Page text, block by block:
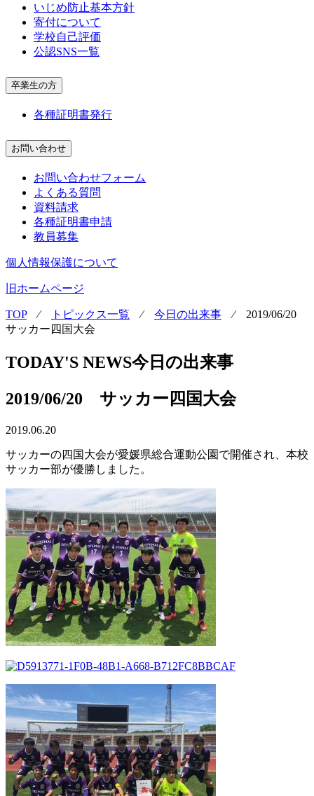
いじめ防止基本方針
寄付について
学校自己評価
公認SNS一覧
卒業生の方
各種証明書発行
お問い合わせ
お問い合わせフォーム
よくある質問
資料請求
各種証明書申請
教員募集
個人情報保護について
旧ホームページ
TOP⁄ トピックス一覧 ⁄ 今日の出来事 ⁄ 2019/06/20
サッカー四国大会
TODAY'S NEWS今日の出来事
2019/06/20 サッカー四国大会
2019.06.20
サッカーの四国大会が愛媛県総合運動公園で開催され、本校
サッカー部が優勝しました。